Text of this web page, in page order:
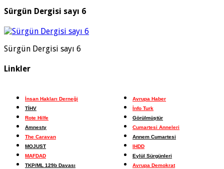
Sürgün Dergisi sayı 6
Sürgün Dergisi sayı 6
Linkler
İnsan Hakları Derneği
TİHV
Rote Hilfe
Amnesty
The Caravan
MOJUST
MAFDAD
TKP/ML 129b Davası
Avrupa Haber
İnfo Turk
Görülmüştür
Cumartesi Anneleri
Annem Cumartesi
IHDD
Eylül Sürgünleri
Avrupa Demokrat